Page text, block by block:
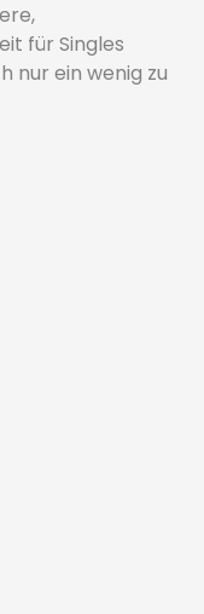
für Singles
nur ein wenig zu